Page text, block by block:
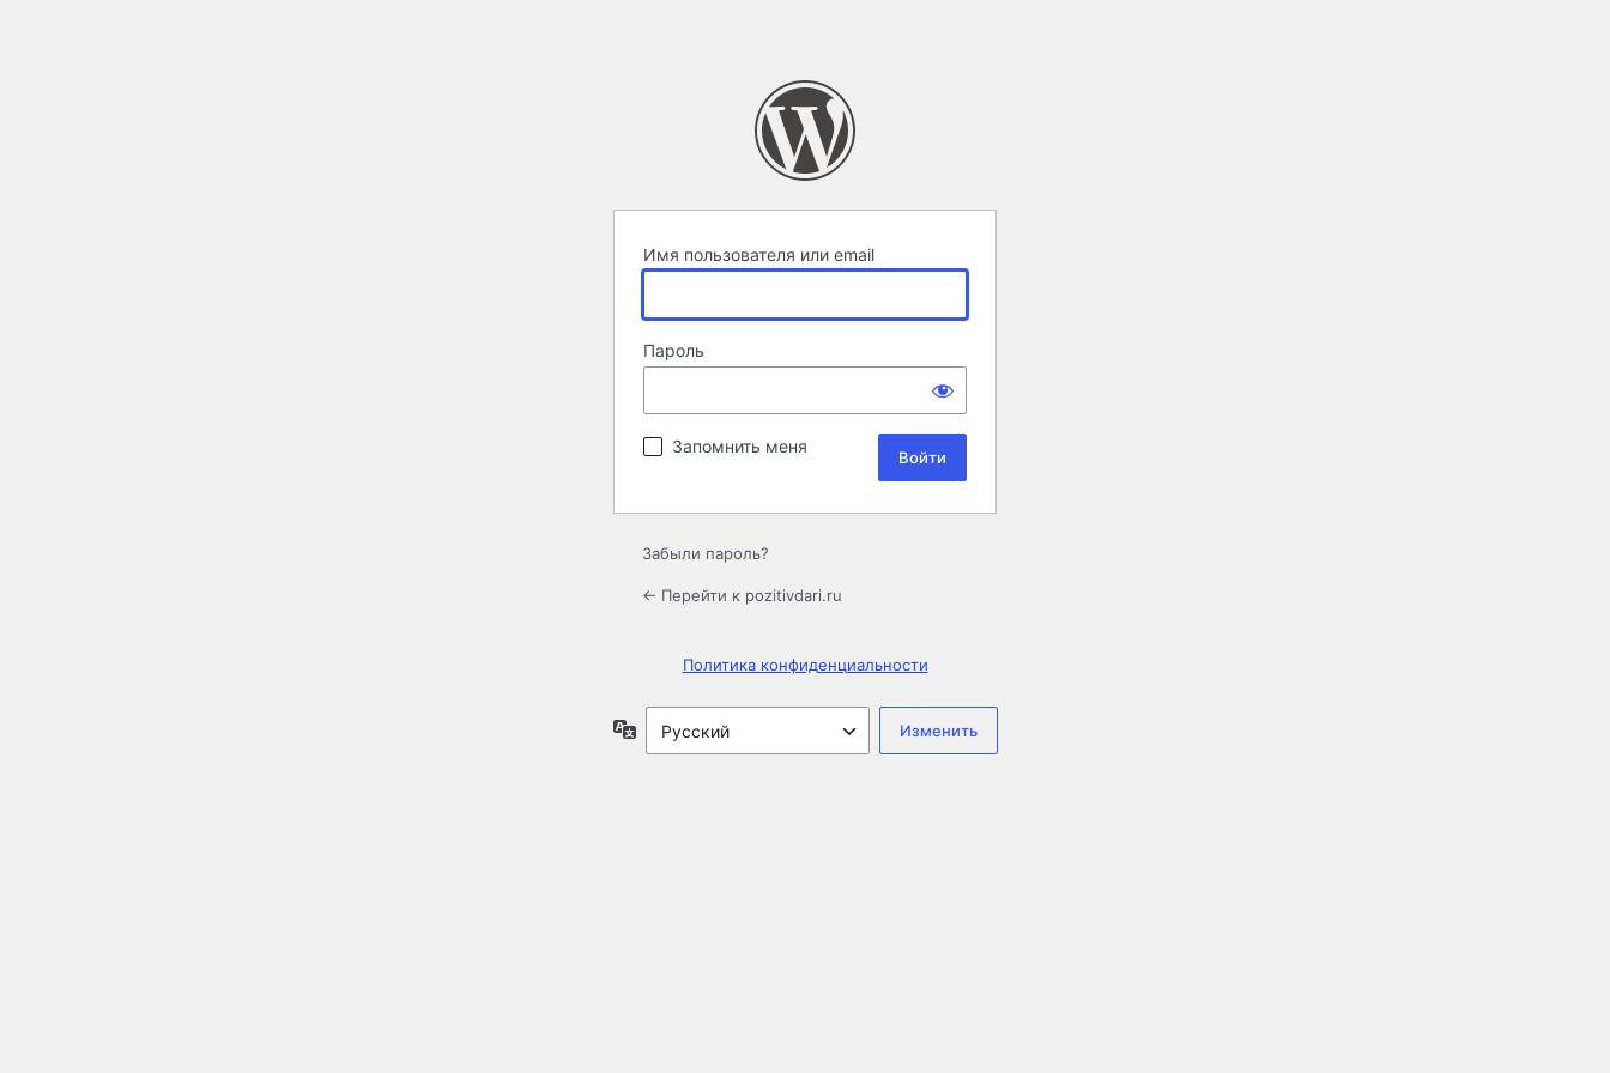
Имя пользователя или email
Пароль
Запомнить меня
Забыли пароль?
← Перейти к pozitivdari.ru
Политика конфиденциальности
Язык